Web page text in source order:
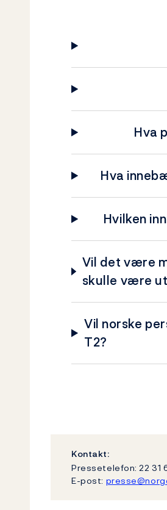
Hva
Hva
Hvilken
Vil det være
skulle være
Vil norske
T2?
Kontakt:
Pressetelefon: 22 31
E-post: